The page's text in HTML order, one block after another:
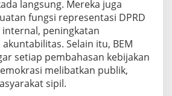
langsung. Mereka juga
fungsi representasi DPRD
akuntabilitas. Selain itu, BEM
setiap pembahasan kebijakan
melibatkan publik,
sipil.